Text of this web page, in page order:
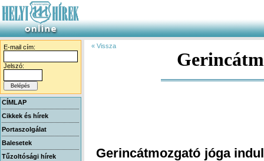
E-mail cím:
Jelszó:
CÍMLAP
Cikkek és hírek
Portaszolgálat
Balesetek
Tűzoltósági hírek
« Vissza
Gerincátmozgató jóga
a Baross